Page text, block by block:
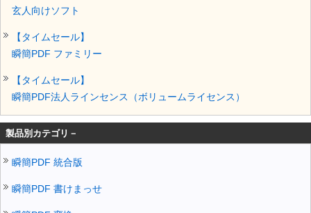
玄人向けソフト
【タイムセール】
瞬簡PDF ファミリー
【タイムセール】
瞬簡PDF法人ラインセンス（ボリュームライセンス）
製品別カテゴリ－
瞬簡PDF 統合版
瞬簡PDF 書けまっせ